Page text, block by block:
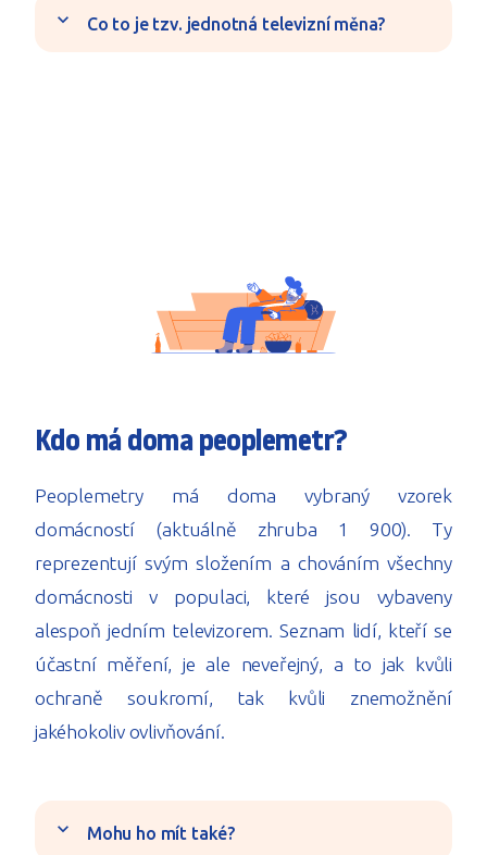
expand_more Co to je tzv. jednotná televizní měna?
Kdo má doma peoplemetr?
Peoplemetry má doma vybraný vzorek
domácností (aktuálně zhruba 1 900). Ty
reprezentují svým složením a chováním všechny
domácnosti v populaci, které jsou vybaveny
alespoň jedním televizorem. Seznam lidí, kteří se
účastní měření, je ale neveřejný, a to jak kvůli
ochraně soukromí, tak kvůli znemožnění
jakéhokoliv ovlivňování.
expand_more Mohu ho mít také?